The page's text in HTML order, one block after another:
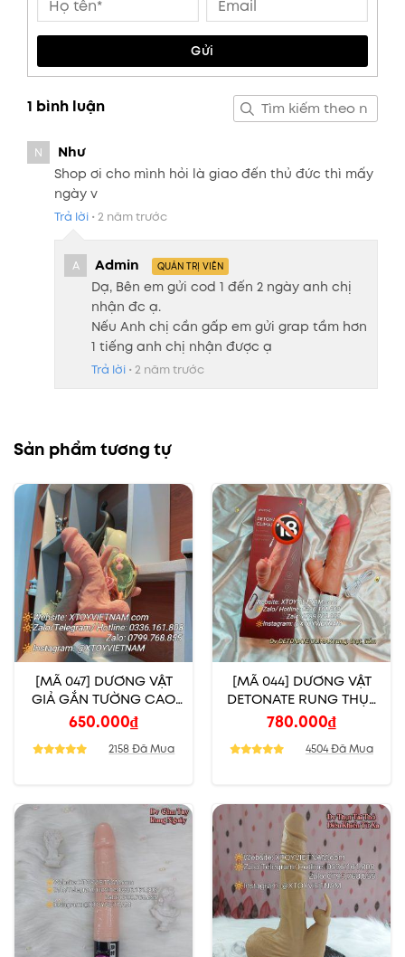
Gửi
1 bình luận
N Như
Shop ơi cho mình hỏi là giao đến thủ đức thì mấy
ngày v
Trả lời •2 năm trước
A Admin QUẢN TRỊ VIÊN
Dạ, Bên em gửi cod 1 đến 2 ngày anh chị
nhận đc ạ.
Nếu Anh chị cần gấp em gửi grap tầm hơn
1 tiếng anh chị nhận được ạ
Trả lời • 2 năm trước
Sản phẩm tương tự
[MÃ 047] DƯƠNG VẬT
GIẢ GẮN TƯỜNG CAO
CẤP CÓ NHIỆT
650.000₫
2158 Đã Mua
[MÃ 044] DƯƠNG VẬT
DETONATE RUNG THỤT
TOẢ NHIỆT LIẾM
780.000₫
4504 Đã Mua